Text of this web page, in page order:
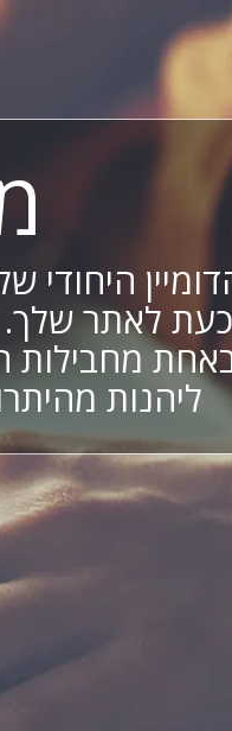
היחודי
כעת לאתר שלך.
מחבילות
ליהנות